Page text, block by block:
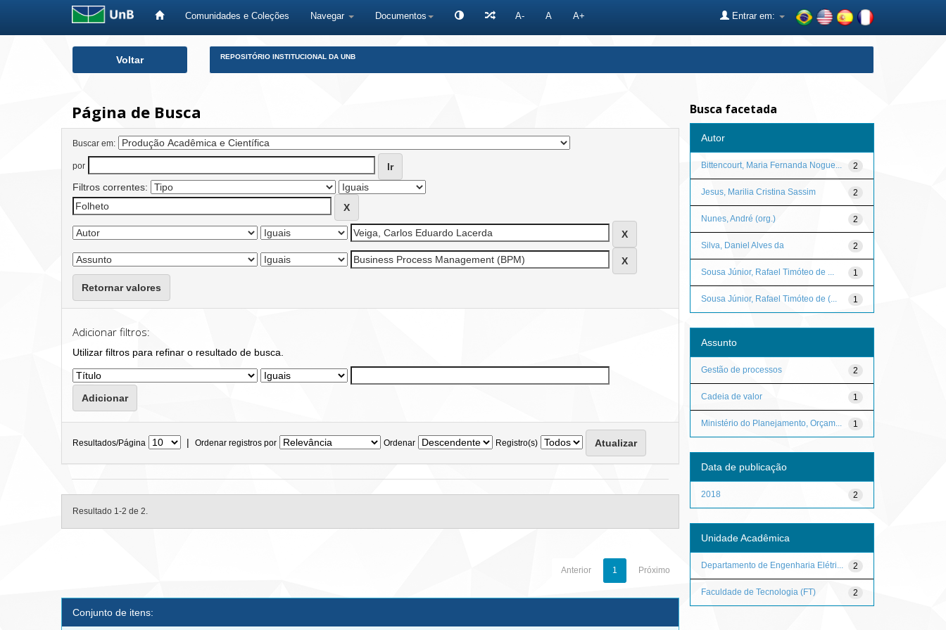
Comunidades e Coleções Navegar Documentos A- A A+ Entrar em:
Voltar REPOSITÓRIO INSTITUCIONAL DA UNB
Página de Busca
Buscar em:
por
Filtros correntes:
Retornar valores
Adicionar filtros:
Utilizar filtros para refinar o resultado de busca.
Resultados/Página | Ordenar registros por Ordenar Registro(s)
Resultado 1-2 de 2.
Anterior 1 Próximo
Conjunto de itens:
Busca facetada
Autor
2
Bittencourt, Maria Fernanda Nogue...
2
Jesus, Marilia Cristina Sassim
2
Nunes, André (org.)
2
Silva, Daniel Alves da
1
Sousa Júnior, Rafael Timóteo de ...
1
Sousa Júnior, Rafael Timóteo de (...
Assunto
2
Gestão de processos
1
Cadeia de valor
1
Ministério do Planejamento, Orçam...
Data de publicação
2
2018
Unidade Acadêmica
2
Departamento de Engenharia Elétri...
2
Faculdade de Tecnologia (FT)